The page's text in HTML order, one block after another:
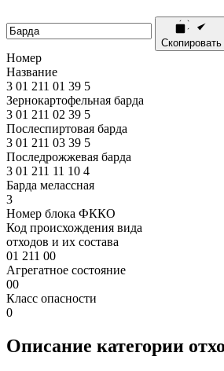
Скопировать
Номер
Название
3 01 211 01 39 5
Зернокартофельная барда
3 01 211 02 39 5
Послеспиртовая барда
3 01 211 03 39 5
Последрожжевая барда
3 01 211 11 10 4
Барда мелассная
3
Номер блока ФККО
Код происхождения вида
отходов и их состава
01 211 00
Агрегатное состояние
00
Класс опасности
0
Описание категории